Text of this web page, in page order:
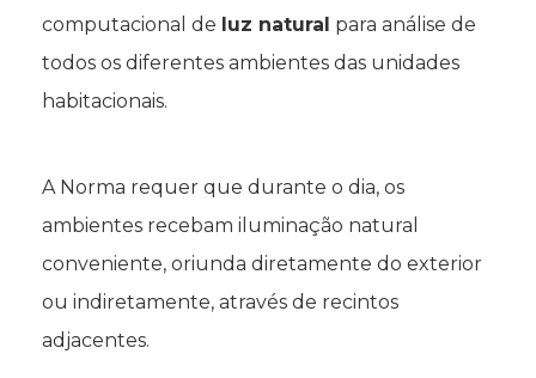
computacional de luz natural para análise de
todos os diferentes ambientes das unidades
habitacionais.
A Norma requer que durante o dia, os
ambientes recebam iluminação natural
conveniente, oriunda diretamente do exterior
ou indiretamente, através de recintos
adjacentes.